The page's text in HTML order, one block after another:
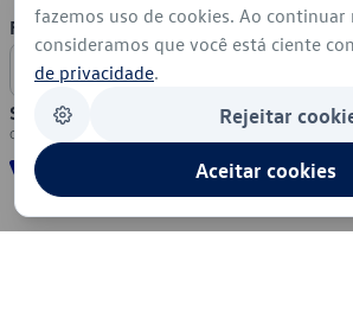
Formas de Pagamento
Segurança
fazemos uso de cookies. Ao continuar
consideramos que você está ciente
de privacidade.
Rejeitar
Aceitar cookies